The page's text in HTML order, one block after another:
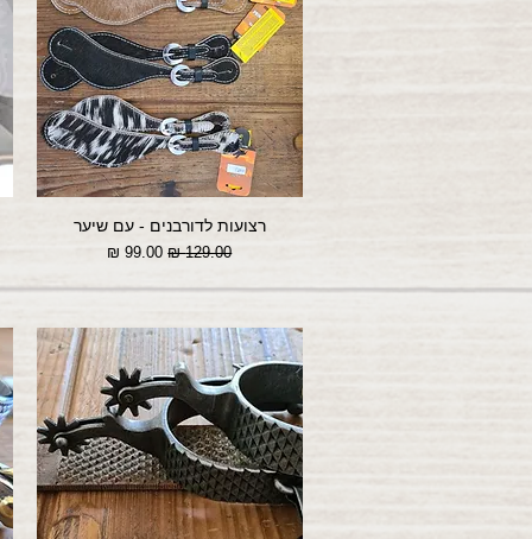
רצועות לדורבנים - עם שיער
מחיר רגיל‏129.00 ‏₪ מחיר מבצע